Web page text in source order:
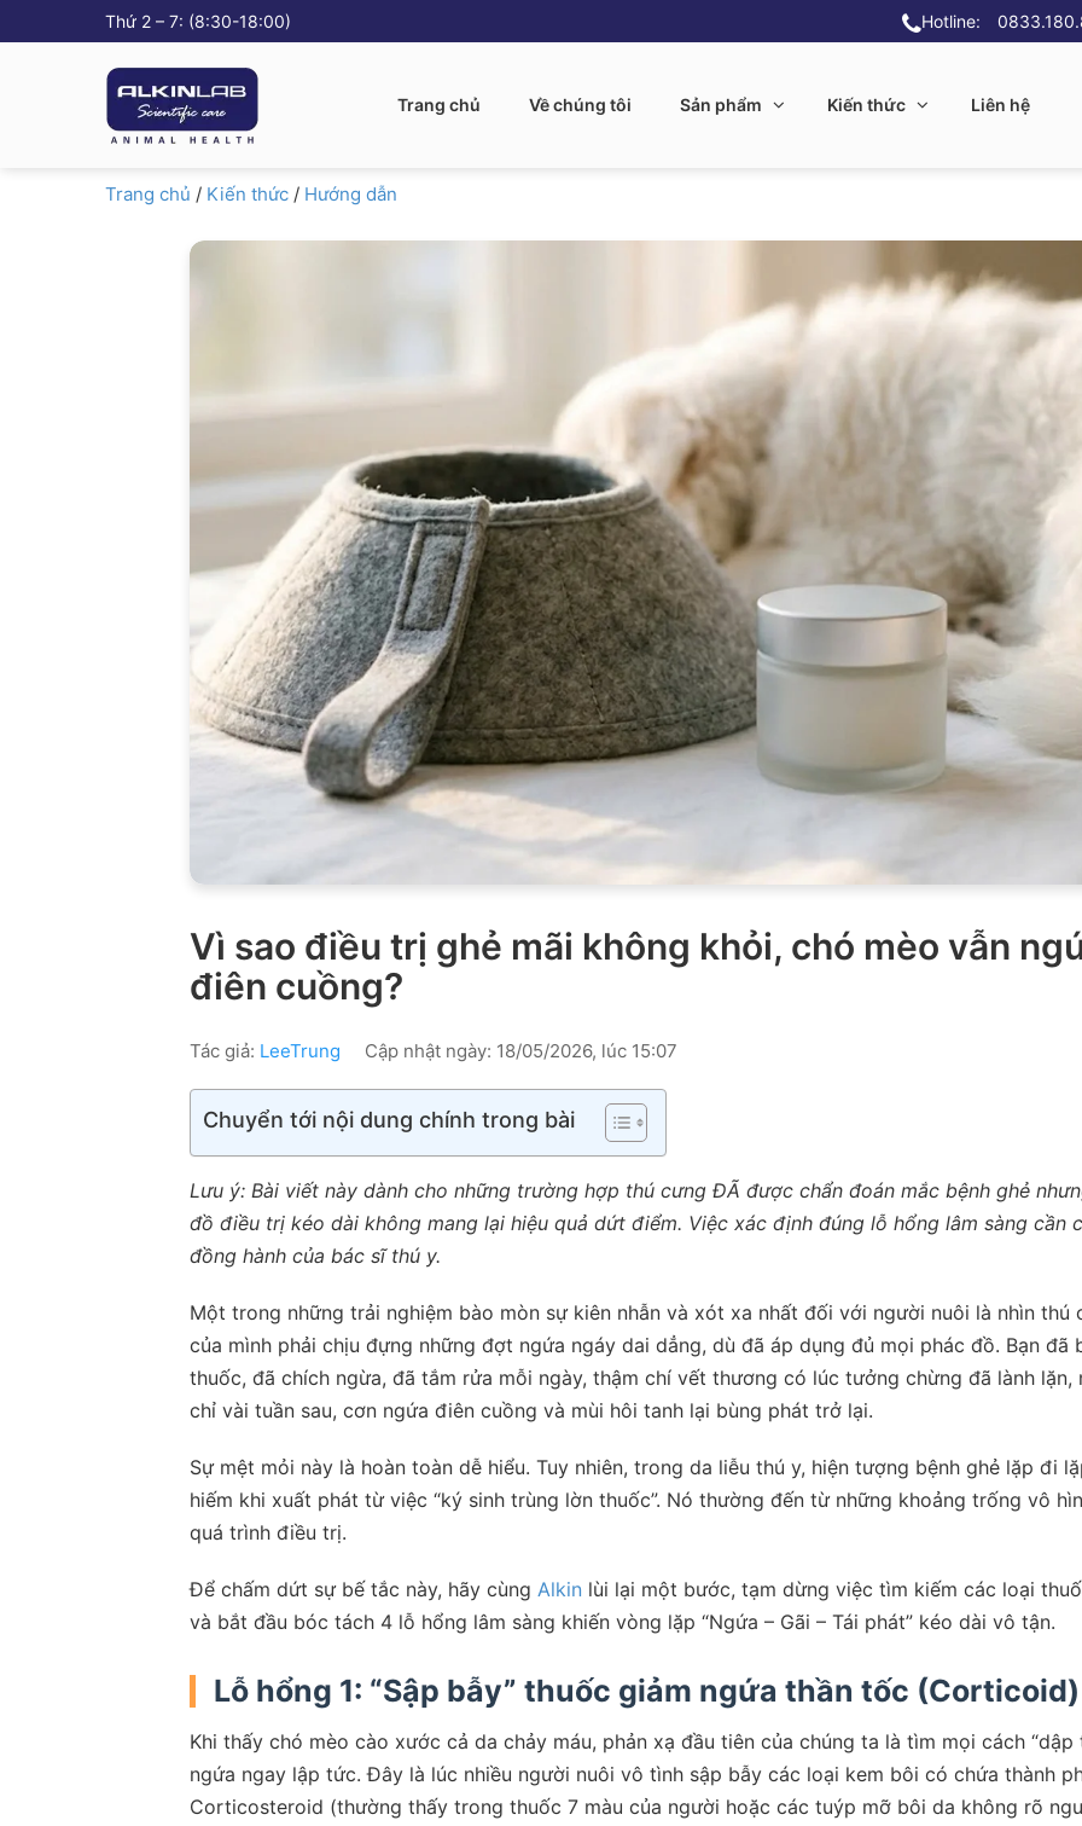
Thứ 2 – 7: (8:30-18:00) Hotline:
Trang chủ Về chúng tôi Sản phẩm Kiến thức Liên hệ
Trang chủ / Kiến thức / Hướng dẫn
Vì sao điều trị ghẻ mãi không khỏi, chó mèo vẫn
điên cuồng?
Tác giả: LeeTrung Cập nhật ngày: 18/05/2026, lúc 15:07
Chuyển tới nội dung chính trong bài
Lưu ý: Bài viết này dành cho những trường hợp thú cưng ĐÃ được chẩn đoán mắc bệnh ghẻ
đồ điều trị kéo dài không mang lại hiệu quả dứt điểm. Việc xác định đúng lỗ hổng lâm sàng cần
đồng hành của bác sĩ thú y.
Một trong những trải nghiệm bào mòn sự kiên nhẫn và xót xa nhất đối với người nuôi là nhìn thú
của mình phải chịu đựng những đợt ngứa ngáy dai dẳng, dù đã áp dụng đủ mọi phác đồ. Bạn đã
thuốc, đã chích ngừa, đã tắm rửa mỗi ngày, thậm chí vết thương có lúc tưởng chừng đã lành lặn,
chỉ vài tuần sau, cơn ngứa điên cuồng và mùi hôi tanh lại bùng phát trở lại.
Sự mệt mỏi này là hoàn toàn dễ hiểu. Tuy nhiên, trong da liễu thú y, hiện tượng bệnh ghẻ lặp đi
hiếm khi xuất phát từ việc “ký sinh trùng lờn thuốc”. Nó thường đến từ những khoảng trống vô
quá trình điều trị.
Để chấm dứt sự bế tắc này, hãy cùng Alkin lùi lại một bước, tạm dừng việc tìm kiếm các loại
và bắt đầu bóc tách 4 lỗ hổng lâm sàng khiến vòng lặp “Ngứa – Gãi – Tái phát” kéo dài vô tận.
Lỗ hổng 1: “Sập bẫy” thuốc giảm ngứa thần tốc (Corticoid)
Khi thấy chó mèo cào xước cả da chảy máu, phản xạ đầu tiên của chúng ta là tìm mọi cách “dập
ngứa ngay lập tức. Đây là lúc nhiều người nuôi vô tình sập bẫy các loại kem bôi có chứa thành
Corticosteroid (thường thấy trong thuốc 7 màu của người hoặc các tuýp mỡ bôi da không rõ